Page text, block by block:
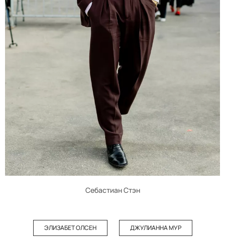
Себастиан Стэн
ЭЛИЗАБЕТ ОЛСЕН ДЖУЛИАННА МУР